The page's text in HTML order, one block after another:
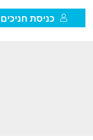
כניסת